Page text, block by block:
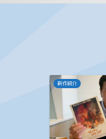
新作紹介